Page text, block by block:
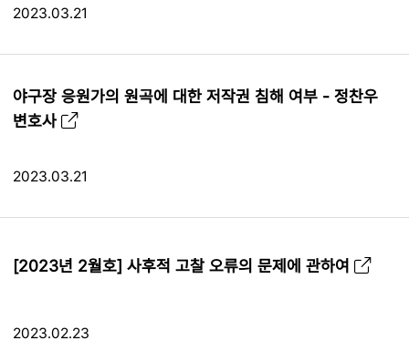
2023.03.21
야구장 응원가의 원곡에 대한 저작권 침해 여부 - 정찬우
변호사
2023.03.21
[2023년 2월호] 사후적 고찰 오류의 문제에 관하여
2023.02.23